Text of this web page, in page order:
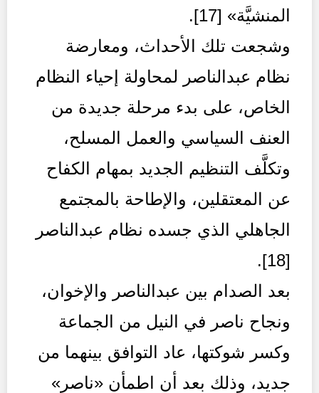
المنشيَّة» [17].
وشجعت تلك الأحداث، ومعارضة
نظام عبدالناصر لمحاولة إحياء النظام
الخاص، على بدء مرحلة جديدة من
العنف السياسي والعمل المسلح،
وتكلَّف التنظيم الجديد بمهام الكفاح
عن المعتقلين، والإطاحة بالمجتمع
الجاهلي الذي جسده نظام عبدالناصر
[18].
بعد الصدام بين عبدالناصر والإخوان،
ونجاح ناصر في النيل من الجماعة
وكسر شوكتها، عاد التوافق بينهما من
جديد، وذلك بعد أن اطمأن «ناصر»